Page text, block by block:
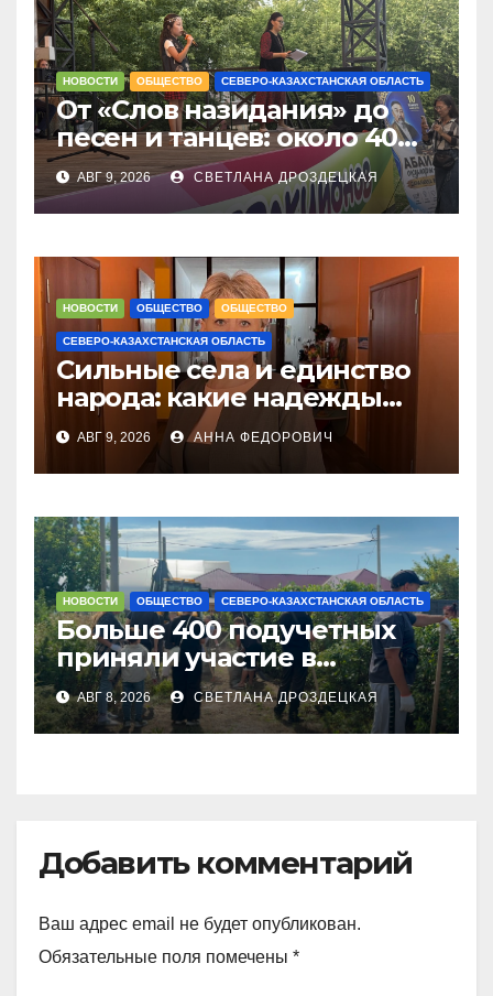
НОВОСТИ ОБЩЕСТВО СЕВЕРО-КАЗАХСТАНСКАЯ ОБЛАСТЬ
От «Слов назидания» до
песен и танцев: около 40
юных чтецов собрались на
Абай оқулары в
Петропавловске
АВГ 9, 2026 СВЕТЛАНА ДРОЗДЕЦКАЯ
НОВОСТИ ОБЩЕСТВО ОБЩЕСТВО
СЕВЕРО-КАЗАХСТАНСКАЯ ОБЛАСТЬ
Сильные села и единство
народа: какие надежды
связывают с новым
Курултаем жители СКО
АВГ 9, 2026 АННА ФЕДОРОВИЧ
НОВОСТИ ОБЩЕСТВО СЕВЕРО-КАЗАХСТАНСКАЯ ОБЛАСТЬ
Больше 400 подучетных
приняли участие в
экоакции в СКО
АВГ 8, 2026 СВЕТЛАНА ДРОЗДЕЦКАЯ
Добавить комментарий
Ваш адрес email не будет опубликован.
Обязательные поля помечены *